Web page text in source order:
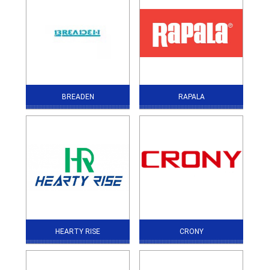
BREADEN RAPALA
HEARTY RISE CRONY